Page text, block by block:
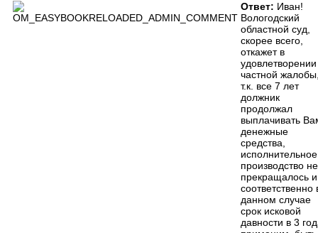
Ответ: Иван!
Вологодский
областной суд,
скорее всего,
откажет в
удовлетворении
частной
т.к. все 7 лет
должник
продолжал
выплачивать
денежные
средства,
исполнительное
производство не
прекращалось и
соответственно
данном случае
срок исковой
давности в 3